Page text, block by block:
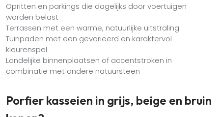
Opritten en parkings die dagelijks door voertuigen
worden belast
Terrassen met een warme, natuurlijke uitstraling
Tuinpaden met een gevarieerd en karaktervol
kleurenspel
Landelijke binnenplaatsen of accentstroken in
combinatie met andere natuursteen
Porfier kasseien in grijs, beige en bruin